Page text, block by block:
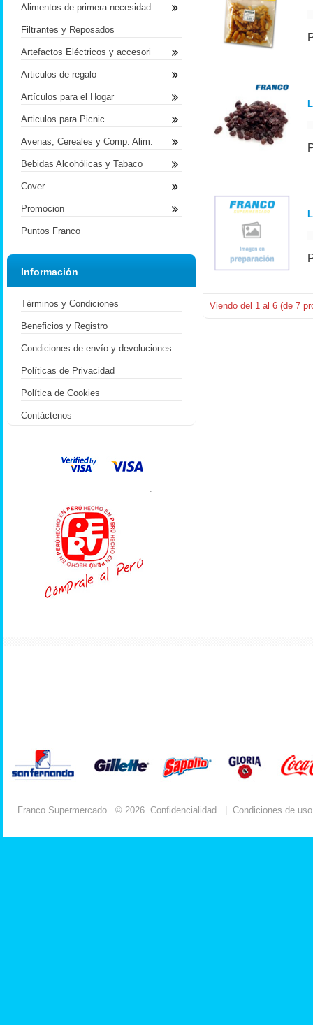
Viendo del 1 al 6 (de 7
Alimentos de primera necesidad
Filtrantes y Reposados
Artefactos Eléctricos y accesori
Articulos de regalo
Artículos para el Hogar
Articulos para Picnic
Avenas, Cereales y Comp. Alim.
Bebidas Alcohólicas y Tabaco
Cover
Promocion
Puntos Franco
Información
Términos y Condiciones
Beneficios y Registro
Condiciones de envío y devoluciones
Políticas de Privacidad
Política de Cookies
Contáctenos
.
Franco Supermercado © 2026 Confidencialidad Condiciones de uso